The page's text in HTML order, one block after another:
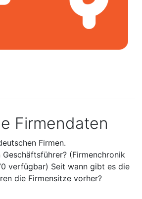
Firmendaten
Firmen.
Geschäftsführer? (Firmenchronik
verfügbar) Seit wann gibt es die
die Firmensitze vorher?